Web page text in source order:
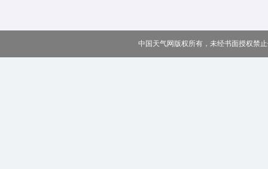
中国天气网版权所有，未经书面授权